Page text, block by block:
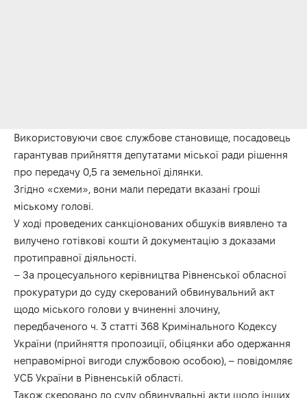
Використовуючи своє службове становище, посадовець
гарантував прийняття депутатами міської ради рішення
про передачу 0,5 га земельної ділянки.
Згідно «схеми», вони мали передати вказані гроші
міському голові.
У ході проведених санкціонованих обшуків виявлено та
вилучено готівкові кошти й документацію з доказами
протиправної діяльності.
– За процесуального керівництва Рівненської обласної
прокуратури до суду скерований обвинувальний акт
щодо міського голови у вчиненні злочину,
передбаченого ч. 3 статті 368 Кримінального Кодексу
України (прийняття пропозиції, обіцянки або одержання
неправомірної вигоди службовою особою), – повідомляє
УСБ України в Рівненській області.
Також скеровано до суду обвинувальні акти щодо інших